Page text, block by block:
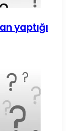
yaptığı